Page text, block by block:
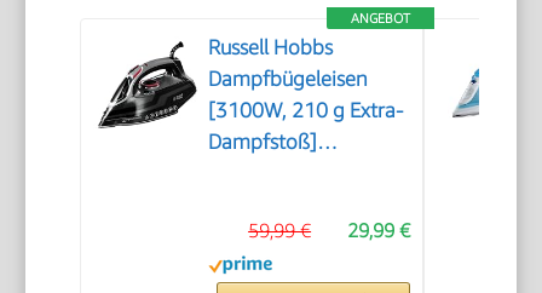
ANGEBOT
Russell Hobbs
Dampfbügeleisen
[3100W, 210 g Extra-
Dampfstoß]
Keramik Bügelsohle,
Selbstreinigungs- &
29,99 €
59,99 €